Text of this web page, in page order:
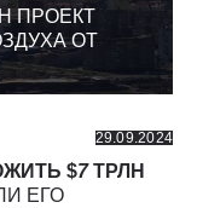
ПРОЕКТ
ОТ
29.09.2024
$7ТРЛН
ЕГО